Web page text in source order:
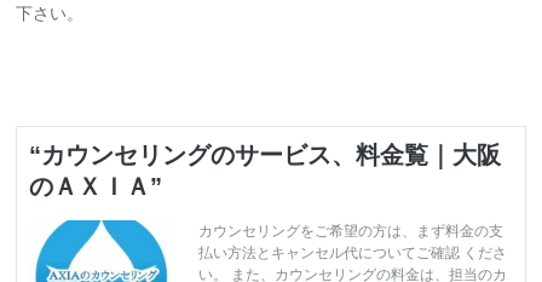
下さい。
“カウンセリングのサービス、料金覧｜大阪
のＡＸＩＡ”
カウンセリングをご希望の方は、まず料金の支
払い方法とキャンセル代についてご確認 くださ
い。 また、カウンセリングの料金は、担当のカ